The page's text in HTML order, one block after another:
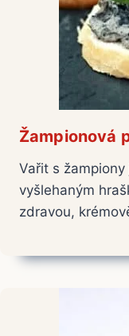
Žampionová
Vařit s
vyšlehaným
zdravou,